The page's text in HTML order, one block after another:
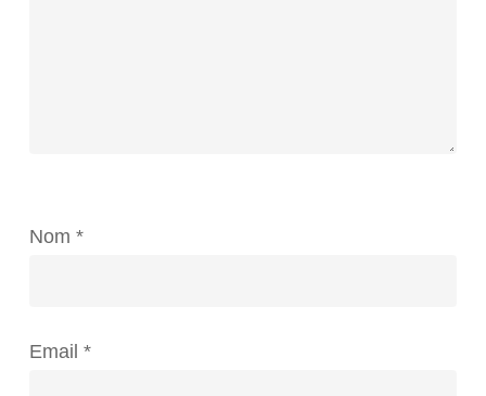
Nom *
Email *